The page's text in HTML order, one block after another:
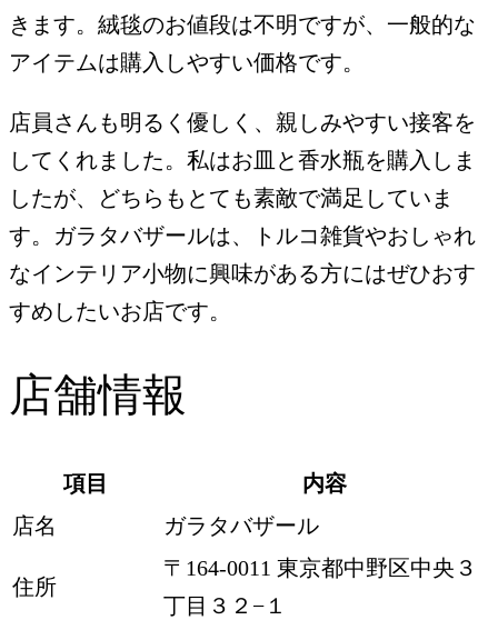
きます。絨毯のお値段は不明ですが、一般的な
アイテムは購入しやすい価格です。
店員さんも明るく優しく、親しみやすい接客を
してくれました。私はお皿と香水瓶を購入しま
したが、どちらもとても素敵で満足していま
す。ガラタバザールは、トルコ雑貨やおしゃれ
なインテリア小物に興味がある方にはぜひおす
すめしたいお店です。
店舗情報
項目
内容
店名
ガラタバザール
住所
〒164-0011 東京都中野区中央３
丁目３２−１